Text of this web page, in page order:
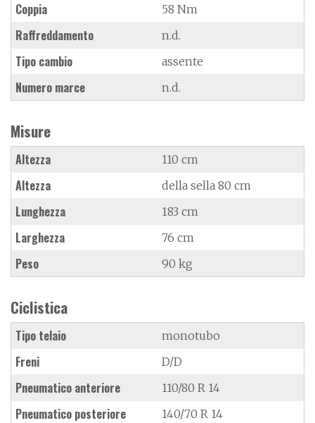
Coppia 58 Nm
Raffreddamento n.d.
Tipo cambio assente
Numero marce n.d.
Misure
Altezza 110 cm
Altezza della sella 80 cm
Lunghezza 183 cm
Larghezza 76 cm
Peso 90 kg
Ciclistica
Tipo telaio monotubo
Freni D/D
Pneumatico anteriore 110/80 R 14
Pneumatico posteriore 140/70 R 14